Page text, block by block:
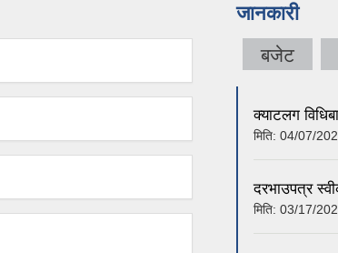
जानकारी
बजेट
क्याटलग
मिति: 04/07/
दरभाउपत्र
मिति: 03/17/